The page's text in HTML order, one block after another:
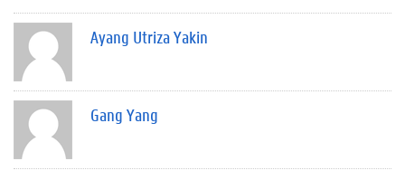
Ayang Utriza Yakin
Gang Yang